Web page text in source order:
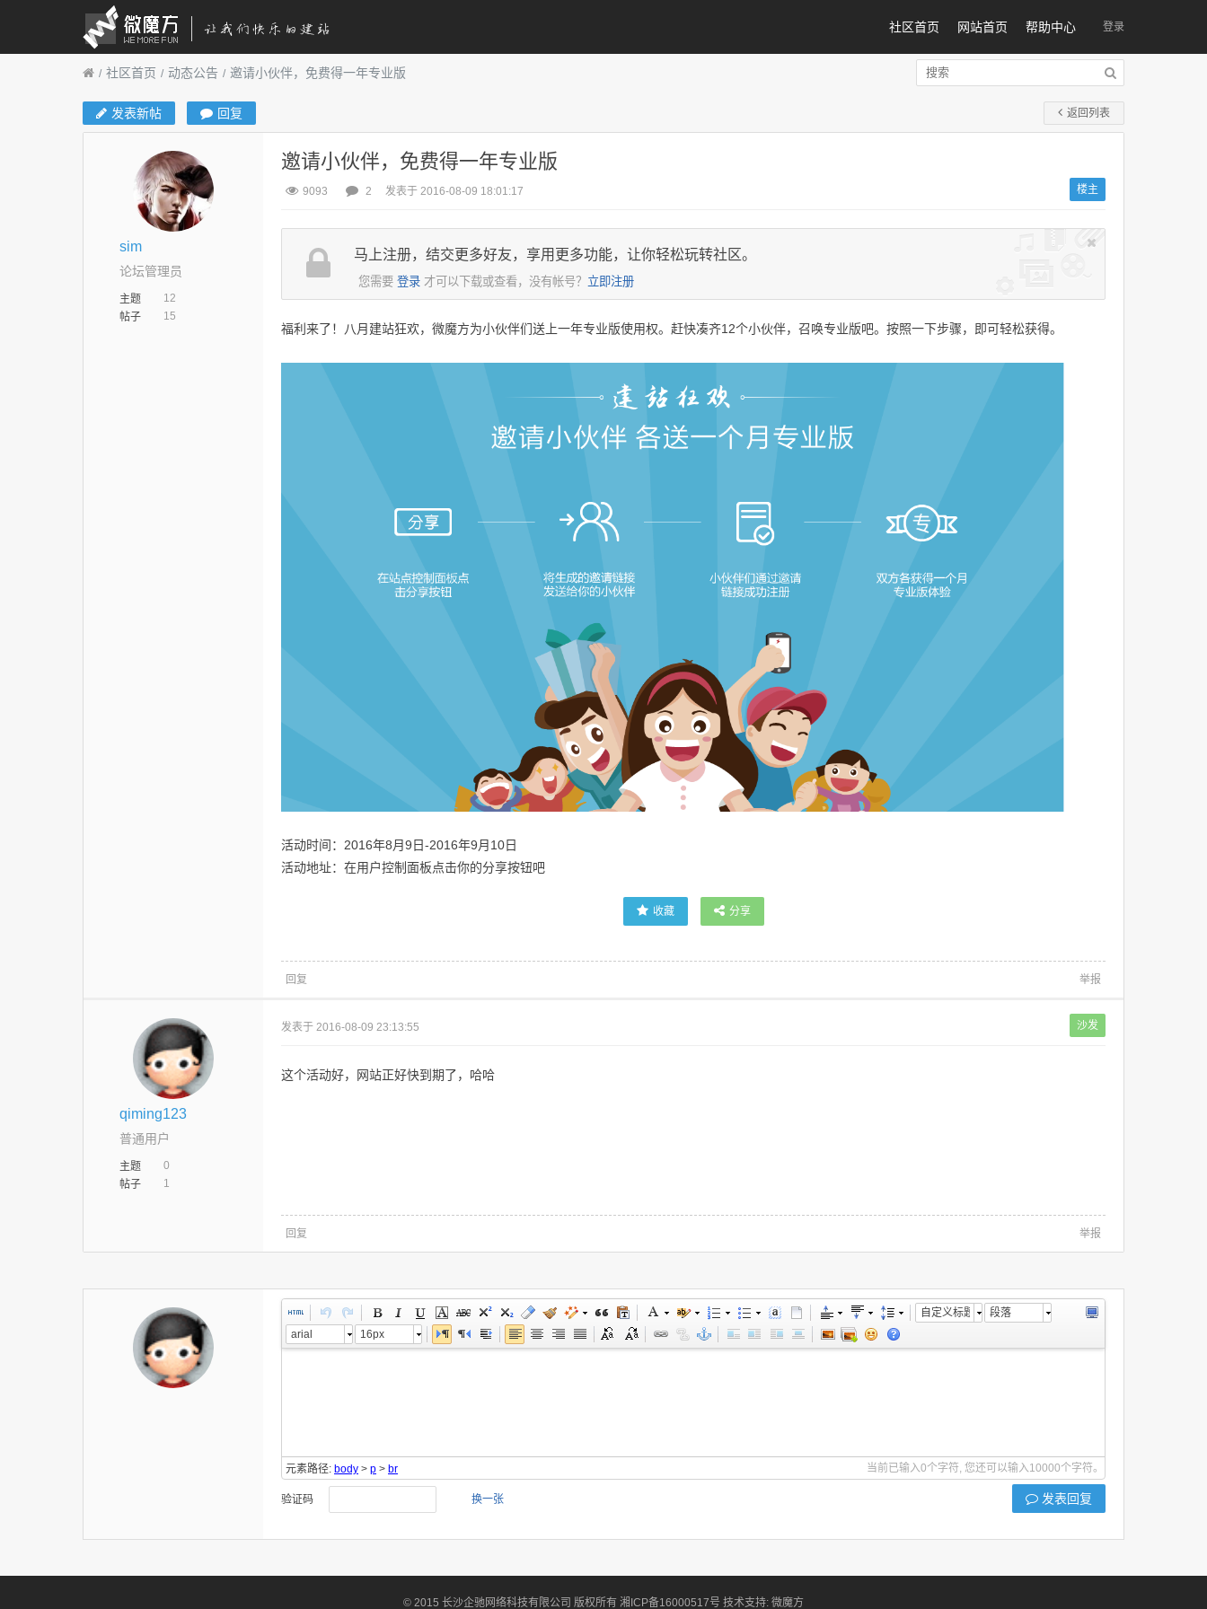
登录
社区首页 网站首页 帮助中心
社区首页 动态公告 邀请小伙伴，免费得一年专业版
发表新帖 回复 返回列表
sim
论坛管理员
主题
12
帖子
15
邀请小伙伴，免费得一年专业版
9093 2 楼主
发表于 2016-08-09 18:01:17
马上注册，结交更多好友，享用更多功能，让你轻松玩转社区。
您需要 登录 才可以下载或查看，没有帐号？ 立即注册
福利来了！八月建站狂欢，微魔方为小伙伴们送上一年专业版使用权。赶快凑齐12个小伙伴，召唤专业版吧。按照一下步骤，即可轻松获得。
活动时间：2016年8月9日-2016年9月10日
活动地址：在用户控制面板点击你的分享按钮吧
收藏 分享
回复 举报
qiming123
普通用户
主题
0
帖子
1
沙发
发表于 2016-08-09 23:13:55
这个活动好，网站正好快到期了，哈哈
回复 举报
自定义标题
段落
arial
16px
元素路径: body > p > br 当前已输入0个字符, 您还可以输入10000个字符。
验证码 换一张 发表回复
© 2015 长沙企驰网络科技有限公司 版权所有 湘ICP备16000517号 技术支持: 微魔方